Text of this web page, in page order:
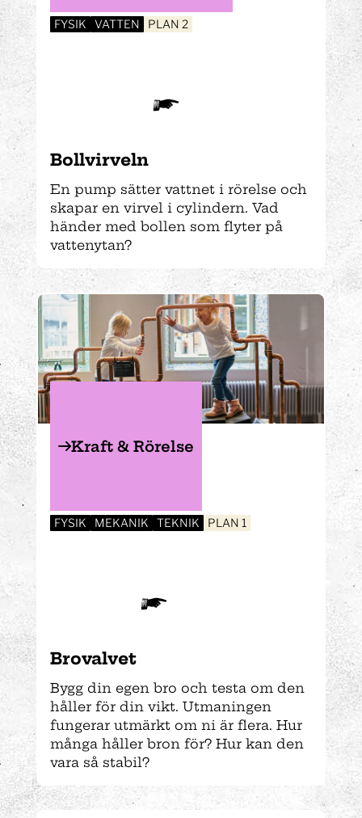
Bollvirveln
FYSIK VATTEN PLAN 2
En pump sätter vattnet i rörelse och
skapar en virvel i cylindern. Vad
händer med bollen som flyter på
vattenytan?
Brovalvet
Kraft & Rörelse
FYSIK MEKANIK TEKNIK PLAN 1
Bygg din egen bro och testa om den
håller för din vikt. Utmaningen
fungerar utmärkt om ni är flera. Hur
många håller bron för? Hur kan den
vara så stabil?